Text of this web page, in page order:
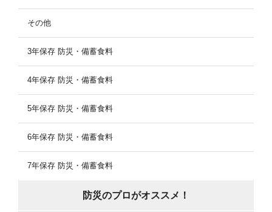
その他
3年保存 防災・備蓄食料
4年保存 防災・備蓄食料
5年保存 防災・備蓄食料
6年保存 防災・備蓄食料
7年保存 防災・備蓄食料
防災のプロがオススメ！